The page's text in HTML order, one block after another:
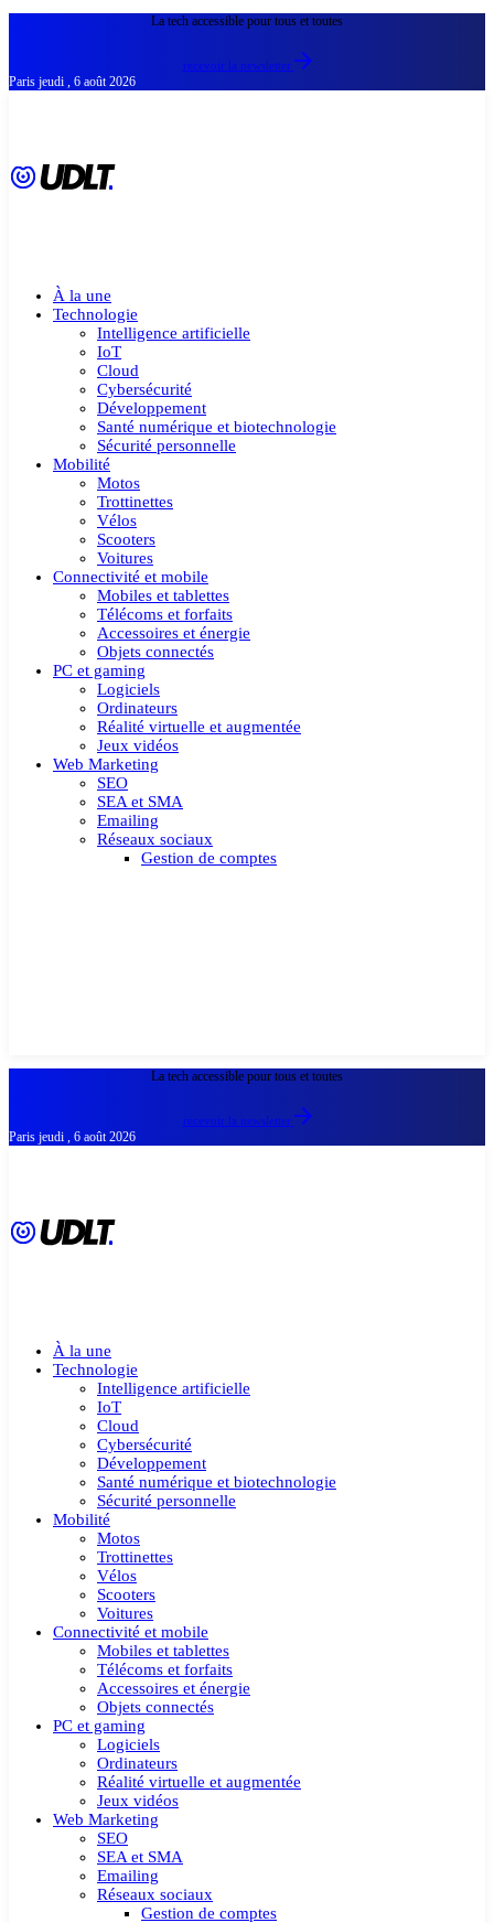
La tech accessible pour tous et toutes
recevoir la newsletter
Paris jeudi , 6 août 2026
À la une
Technologie
Intelligence artificielle
IoT
Cloud
Cybersécurité
Développement
Santé numérique et biotechnologie
Sécurité personnelle
Mobilité
Motos
Trottinettes
Vélos
Scooters
Voitures
Connectivité et mobile
Mobiles et tablettes
Télécoms et forfaits
Accessoires et énergie
Objets connectés
PC et gaming
Logiciels
Ordinateurs
Réalité virtuelle et augmentée
Jeux vidéos
Web Marketing
SEO
SEA et SMA
Emailing
Réseaux sociaux
Gestion de comptes
La tech accessible pour tous et toutes
recevoir la newsletter
Paris jeudi , 6 août 2026
À la une
Technologie
Intelligence artificielle
IoT
Cloud
Cybersécurité
Développement
Santé numérique et biotechnologie
Sécurité personnelle
Mobilité
Motos
Trottinettes
Vélos
Scooters
Voitures
Connectivité et mobile
Mobiles et tablettes
Télécoms et forfaits
Accessoires et énergie
Objets connectés
PC et gaming
Logiciels
Ordinateurs
Réalité virtuelle et augmentée
Jeux vidéos
Web Marketing
SEO
SEA et SMA
Emailing
Réseaux sociaux
Gestion de comptes